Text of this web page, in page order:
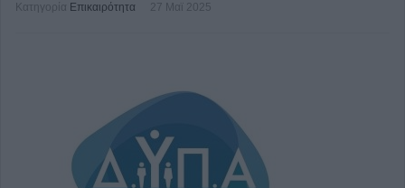
Κατηγορία Επικαιρότητα 27 Μαϊ 2025